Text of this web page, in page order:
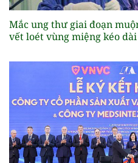
Mắc ung thư giai đoạn
vết loét vùng miệng kéo dài